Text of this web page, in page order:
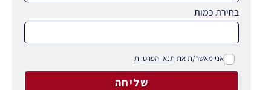
בחירת כמות
אני מאשר/ת את תנאי הפרטיות
שליחה